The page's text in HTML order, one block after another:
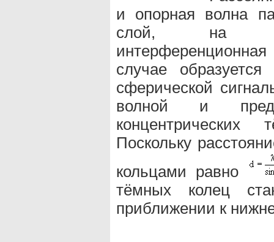
и опорная волна
слой, на
случае
сферической
волной и
Поскольку
кольцами равно
тёмных колец
приближении к